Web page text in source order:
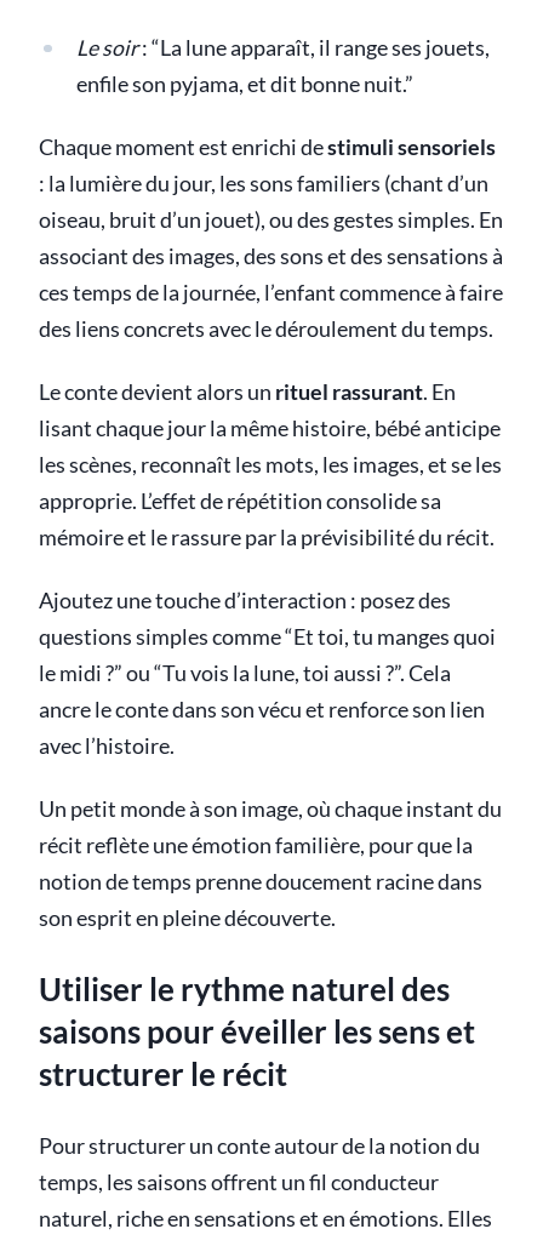
Le soir: “La lune apparaît, il range ses jouets,
enfile son pyjama, et dit bonne nuit.”
Chaque moment est enrichi destimuli sensoriels
: la lumière du jour, les sons familiers (chant d’un
oiseau, bruit d’un jouet), ou des gestes simples. En
associant des images, des sons et des sensations à
ces temps de la journée, l’enfant commence à faire
des liens concrets avec le déroulement du temps.
Le conte devient alors un rituel rassurant. En
lisant chaque jour la même histoire, bébé anticipe
les scènes, reconnaît les mots, les images, et se les
approprie. L’effet de répétition consolide sa
mémoire et le rassure par la prévisibilité du récit.
Ajoutez une touche d’interaction : posez des
questions simples comme “Et toi, tu manges quoi
le midi ?” ou “Tu vois la lune, toi aussi ?”. Cela
ancre le conte dans son vécu et renforce son lien
avec l’histoire.
Un petit monde à son image, où chaque instant du
récit reflète une émotion familière, pour que la
notion de temps prenne doucement racine dans
son esprit en pleine découverte.
Utiliser le rythme naturel des
saisons pour éveiller les sens et
structurer le récit
Pour structurer un conte autour de la notion du
temps, les saisons offrent un fil conducteur
naturel, riche en sensations et en émotions. Elles